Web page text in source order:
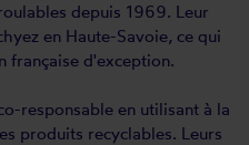
depuis 1969. Leur
en Haute-Savoie, ce qui
française d'exception.
responsable en utilisant à la
produits recyclables. Leurs